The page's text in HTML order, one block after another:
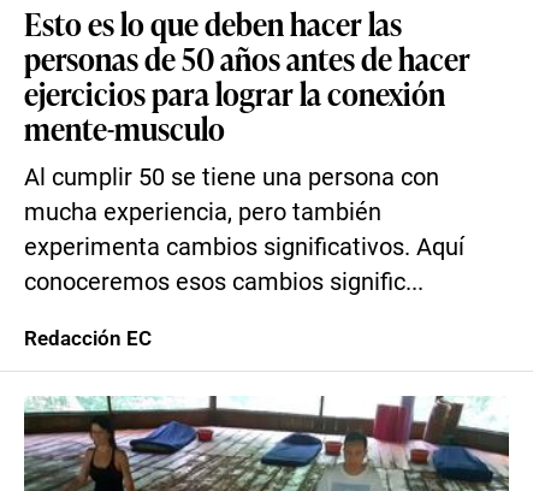
Esto es lo que deben hacer las
personas de 50 años antes de hacer
ejercicios para lograr la conexión
mente-musculo
Al cumplir 50 se tiene una persona con
mucha experiencia, pero también
experimenta cambios significativos. Aquí
conoceremos esos cambios signific...
Redacción EC